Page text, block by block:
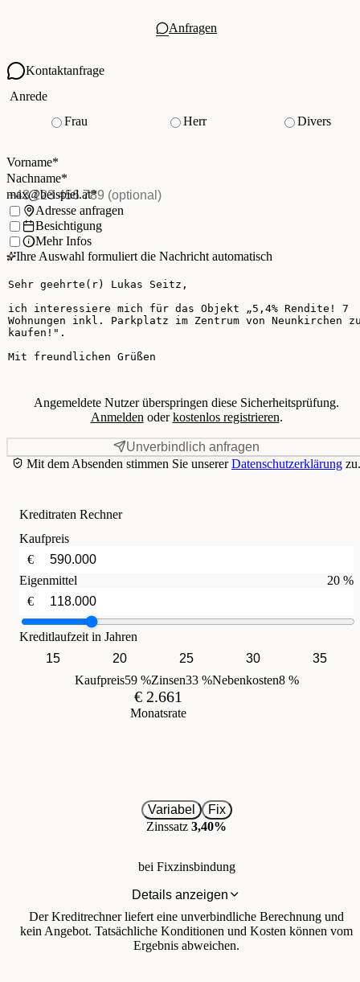
Anfragen
Kontaktanfrage
Ihre Kontaktdaten
Anrede
Frau
Herr
Divers
Vorname*
Nachname
Nachname*
E-Mail*(Pflichtfeld)
max@beispiel.at*
Telefon(optional)
Ich möchte:Adresse anfragen
Besichtigung
Mehr Infos
Ihre Auswahl formuliert die Nachricht automatisch
Ihre Nachricht
Angemeldete Nutzer überspringen diese Sicherheitsprüfung.
Anmelden oderkostenlos registrieren.
Unverbindlich anfragen
Mit dem Absenden stimmen Sie unsererDatenschutzerklärung zu.
Kreditraten Rechner
Kaufpreis
€
Eigenmittel
20 %
€
Kreditlaufzeit in Jahren
15
20 25 30
35
Kaufpreis59 %Zinsen33 %Nebenkosten8 %
€ 2.661
Monatsrate
Variabel
Fix
Zinssatz 3,40%
bei Fixzinsbindung
Details anzeigen
Der Kreditrechner liefert eine unverbindliche Berechnung und
kein Angebot. Tatsächliche Konditionen und Kosten können vom
Ergebnis abweichen.